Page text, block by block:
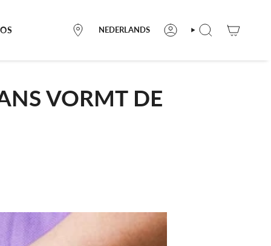
OÙ
LANGUE
NEDERLANDS COMPTE RECHERCHE
VORMT DE